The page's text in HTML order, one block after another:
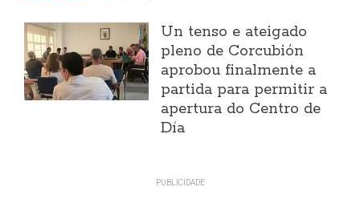
Un tenso e ateigado
pleno de Corcubión
aprobou finalmente a
partida para permitir a
apertura do Centro de
Día